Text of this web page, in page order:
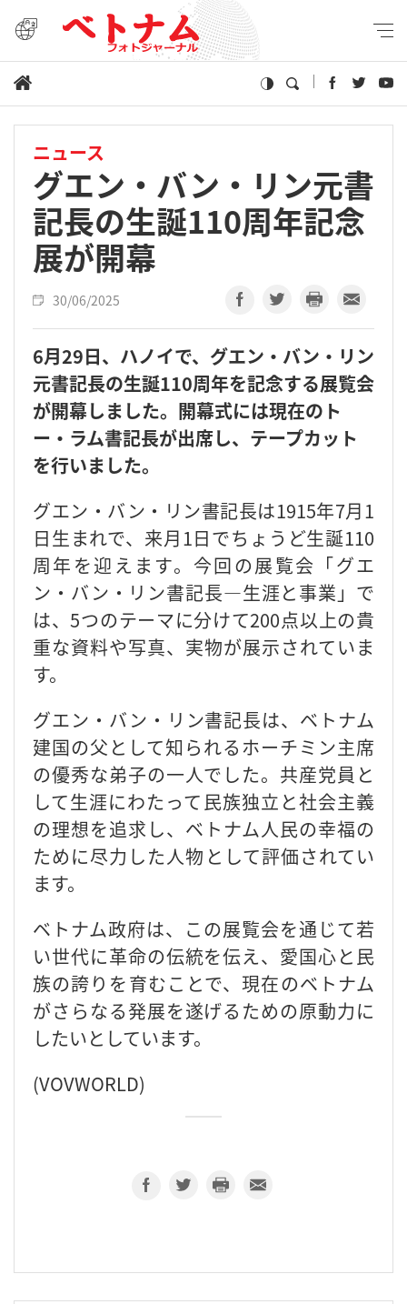
ニュース
グエン・バン・リン元書
記長の生誕110周年記念
展が開幕
30/06/2025
6月29日、ハノイで、グエン・バン・リン
元書記長の生誕110周年を記念する展覧会
が開幕しました。開幕式には現在のト
ー・ラム書記長が出席し、テープカット
を行いました。
グエン・バン・リン書記長は1915年7月1
日生まれで、来月1日でちょうど生誕110
周年を迎えます。今回の展覧会「グエ
ン・バン・リン書記長―生涯と事業」で
は、5つのテーマに分けて200点以上の貴
重な資料や写真、実物が展示されていま
す。
グエン・バン・リン書記長は、ベトナム
建国の父として知られるホーチミン主席
の優秀な弟子の一人でした。共産党員と
して生涯にわたって民族独立と社会主義
の理想を追求し、ベトナム人民の幸福の
ために尽力した人物として評価されてい
ます。
ベトナム政府は、この展覧会を通じて若
い世代に革命の伝統を伝え、愛国心と民
族の誇りを育むことで、現在のベトナム
がさらなる発展を遂げるための原動力に
したいとしています。
(VOVWORLD)